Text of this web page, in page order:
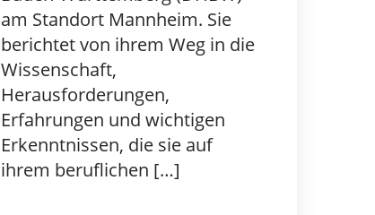
am Standort Mannheim. Sie
berichtet von ihrem Weg in die
Wissenschaft,
Herausforderungen,
Erfahrungen und wichtigen
Erkenntnissen, die sie auf
ihrem beruflichen […]